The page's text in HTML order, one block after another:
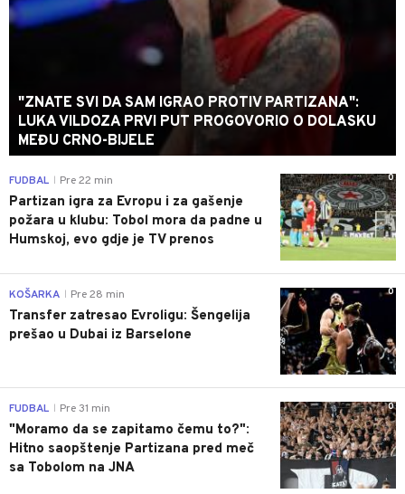
"ZNATE SVI DA SAM IGRAO PROTIV PARTIZANA":
LUKA VILDOZA PRVI PUT PROGOVORIO O DOLASKU
MEĐU CRNO-BIJELE
0
FUDBAL Pre 22 min
Partizan igra za Evropu i za gašenje
požara u klubu: Tobol mora da padne u
Humskoj, evo gdje je TV prenos
0
KOŠARKA Pre 28 min
Transfer zatresao Evroligu: Šengelija
prešao u Dubai iz Barselone
0
FUDBAL Pre 31 min
"Moramo da se zapitamo čemu to?":
Hitno saopštenje Partizana pred meč
sa Tobolom na JNA